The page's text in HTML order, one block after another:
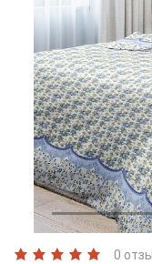
0